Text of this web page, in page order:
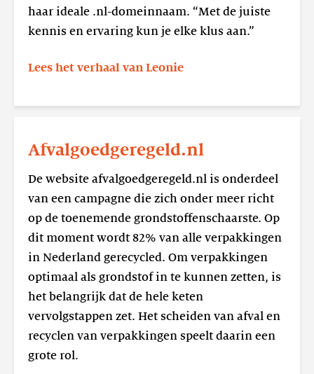
haar ideale .nl-domeinnaam. “Met de juiste
kennis en ervaring kun je elke klus aan.”
Lees het verhaal van Leonie
Afvalgoedgeregeld.nl
De website afvalgoedgeregeld.nl is onderdeel
van een campagne die zich onder meer richt
op de toenemende grondstoffenschaarste. Op
dit moment wordt 82% van alle verpakkingen
in Nederland gerecycled. Om verpakkingen
optimaal als grondstof in te kunnen zetten, is
het belangrijk dat de hele keten
vervolgstappen zet. Het scheiden van afval en
recyclen van verpakkingen speelt daarin een
grote rol.
meer
Afvalgoedgeregeld.nl